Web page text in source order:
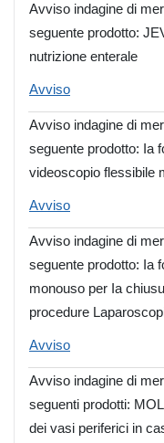
Avviso indagine di
seguente prodotto:
nutrizione enterale
Avviso
Avviso indagine di
seguente prodotto: Ia
videoscopio flessibile
Avviso
Avviso indagine di
seguente prodotto: Ia
monouso per Ia
procedure
Avviso
Avviso indagine di
seguenti prodotti:
dei vasi periferici in